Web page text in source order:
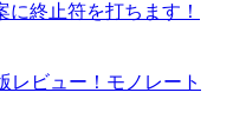
に終止符を打ちます！
レビュー！モノレート